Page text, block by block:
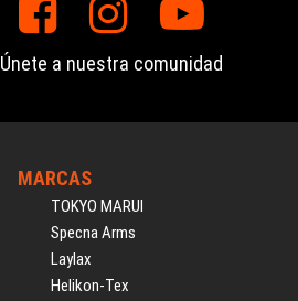
Únete a nuestra comunidad
MARCAS
TOKYO MARUI
Specna Arms
Laylax
Helikon-Tex